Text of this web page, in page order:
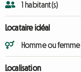
1 habitant(s)
Locataire idéal
Homme ou femme
Localisation